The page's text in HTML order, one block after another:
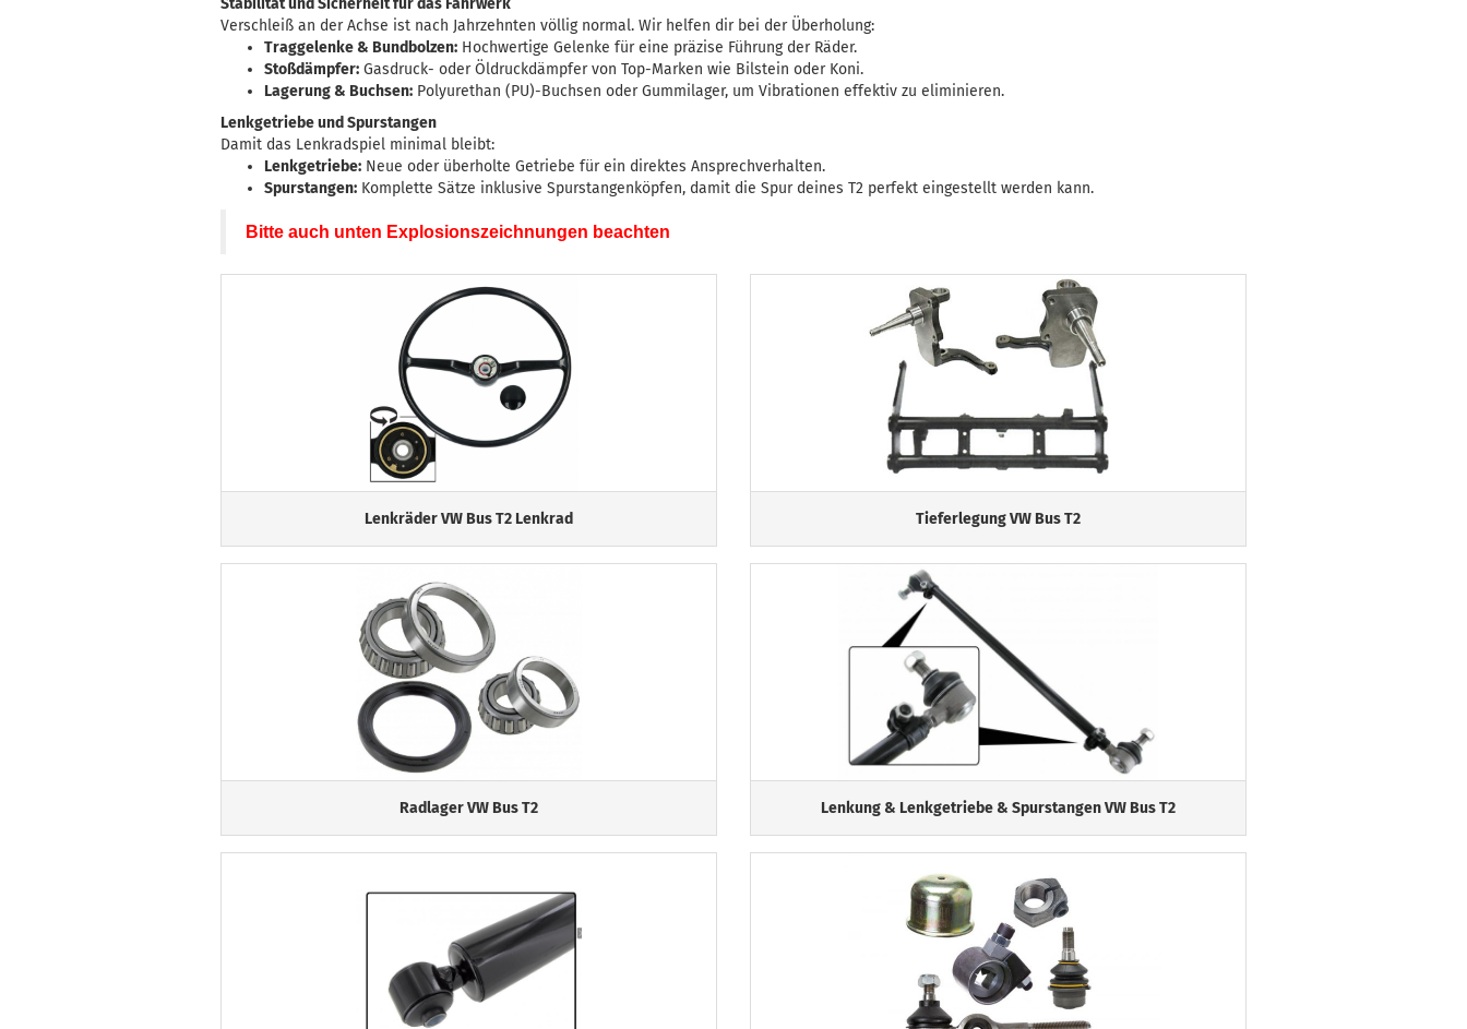
Stabilität und Sicherheit für das Fahrwerk
Verschleiß an der Achse ist nach Jahrzehnten völlig normal. Wir helfen dir bei der Überholung:
Traggelenke & Bundbolzen: Hochwertige Gelenke für eine präzise Führung der Räder.
Stoßdämpfer: Gasdruck- oder Öldruckdämpfervon Top-Marken wie Bilstein oder Koni.
Lagerung & Buchsen: Polyurethan (PU)-Buchsen oder Gummilager, um Vibrationen effektiv zu eliminieren.
Lenkgetriebe und Spurstangen
Damit das Lenkradspiel minimal bleibt:
Lenkgetriebe: Neue oder überholte Getriebe für ein direktes Ansprechverhalten.
Spurstangen: Komplette Sätze inklusive Spurstangenköpfen, damit die Spur deines T2 perfekt eingestellt werden kann.
Bitte auch unten Explosionszeichnungen beachten
Lenkräder VW Bus T2 Lenkrad Tieferlegung VW Bus T2
Radlager VW Bus T2 Lenkung & Lenkgetriebe & Spurstangen VW Bus T2